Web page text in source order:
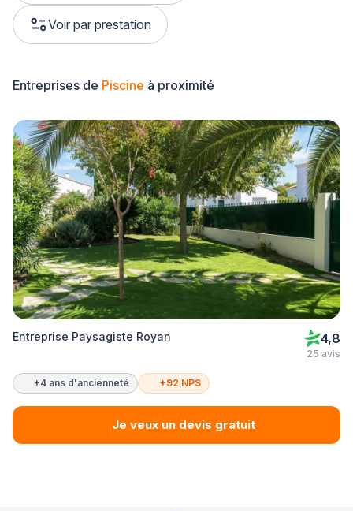
Voir par prestation
Entreprises de Piscine à proximité
Entreprise Paysagiste Royan 4,8
25 avis
+4 ans d'ancienneté +92 NPS
Je veux un devis gratuit